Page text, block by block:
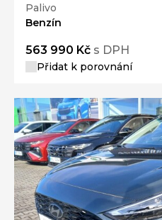
Palivo
Benzín
563 990 Kč s DPH
Přidat k porovnání